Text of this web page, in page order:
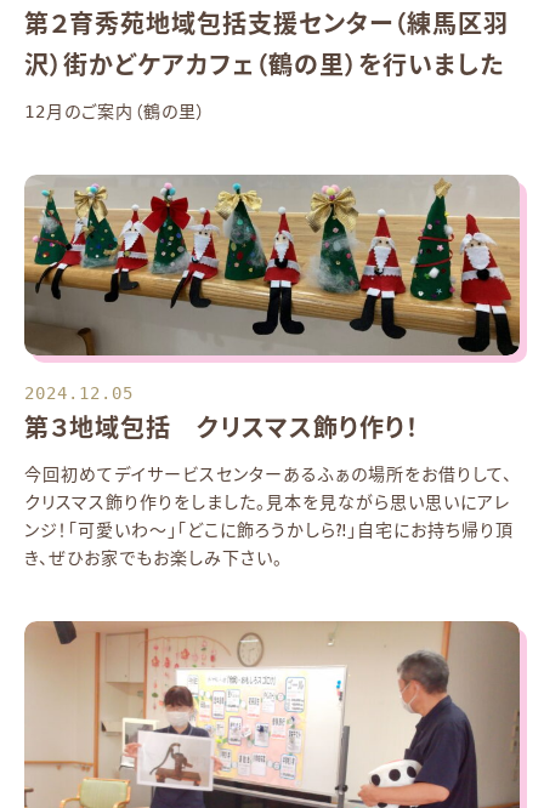
第２育秀苑地域包括支援センター（練馬区羽
沢）街かどケアカフェ（鶴の里）を行いました
12月のご案内（鶴の里）
2024.12.05
第３地域包括 クリスマス飾り作り！
今回初めてデイサービスセンターあるふぁの場所をお借りして、
クリスマス飾り作りをしました。見本を見ながら思い思いにアレ
ンジ！「可愛いわ～」「どこに飾ろうかしら⁈」自宅にお持ち帰り頂
き、ぜひお家でもお楽しみ下さい。